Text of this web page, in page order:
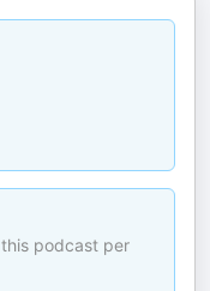
podcast per